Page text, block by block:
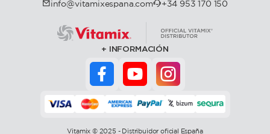
info@vitamixespana.com +34 953 170 150
INFORMACIÓN
Vitamix © 2025 - Distribuidor oficial España